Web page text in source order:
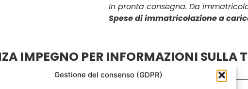
Gestione del consenso (GDPR)
In pronta consegna. Da
Spese di immatricolazione a
IMPEGNO PER INFORMAZIONI SULLA